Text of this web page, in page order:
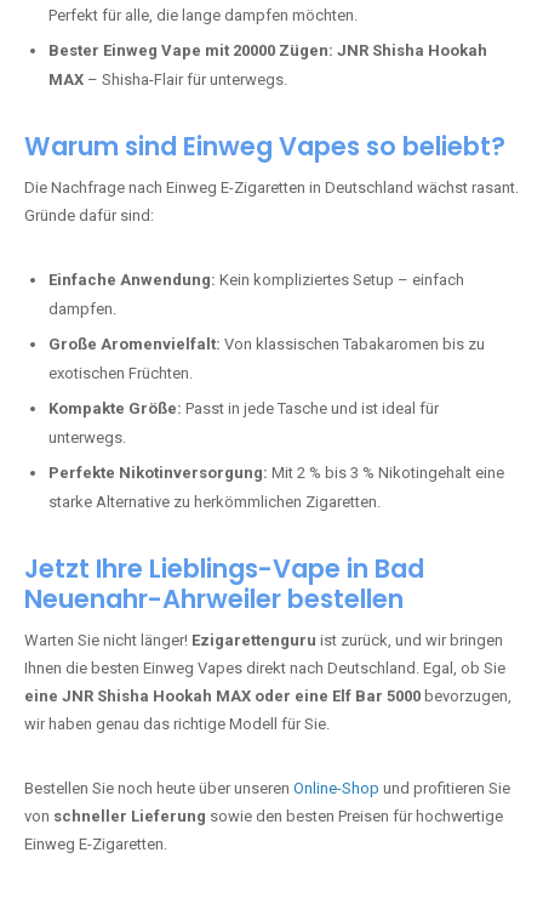
Perfekt für alle, die lange dampfen möchten.
Bester Einweg Vape mit 20000 Zügen: JNR Shisha Hookah
MAX – Shisha-Flair für unterwegs.
Warum sind Einweg Vapes so beliebt?
Die Nachfrage nach Einweg E-Zigaretten in Deutschland wächst rasant.
Gründe dafür sind:
Einfache Anwendung: Kein kompliziertes Setup – einfach
dampfen.
Große Aromenvielfalt: Von klassischen Tabakaromen bis zu
exotischen Früchten.
Kompakte Größe: Passt in jede Tasche und ist ideal für
unterwegs.
Perfekte Nikotinversorgung: Mit 2 % bis 3 % Nikotingehalt eine
starke Alternative zu herkömmlichen Zigaretten.
Jetzt Ihre Lieblings-Vape in Bad
Neuenahr-Ahrweiler bestellen
Warten Sie nicht länger! Ezigarettenguru ist zurück, und wir bringen
Ihnen die besten Einweg Vapes direkt nach Deutschland. Egal, ob Sie
eine JNR Shisha Hookah MAX oder eine Elf Bar 5000 bevorzugen,
wir haben genau das richtige Modell für Sie.
Bestellen Sie noch heute über unseren Online-Shop und profitieren Sie
von schneller Lieferung sowie den besten Preisen für hochwertige
Einweg E-Zigaretten.